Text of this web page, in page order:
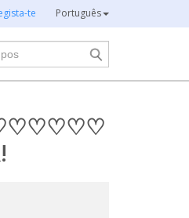
te Português